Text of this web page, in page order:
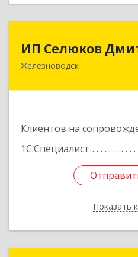
ИП Селюков
Железноводск
Клиентов на
1С:Специалист
Показать
ИП Селюков
357400,